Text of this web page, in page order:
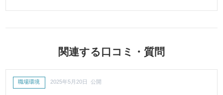
関連する口コミ・質問
職場環境 2025年5月20日 公開